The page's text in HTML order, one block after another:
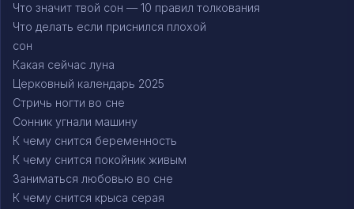
Что значит твой сон — 10 правил толкования
Что делать если приснился плохой
сон
Какая сейчас луна
Церковный календарь 2025
Стричь ногти во сне
Сонник угнали машину
К чему снится беременность
К чему снится покойник живым
Заниматься любовью во сне
К чему снится крыса серая